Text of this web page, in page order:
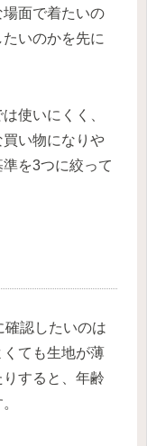
面で着たいの
いのかを先に
使いにくく、
い物になりや
を3つに絞って
確認したいのは
ても生地が薄
すると、年齢